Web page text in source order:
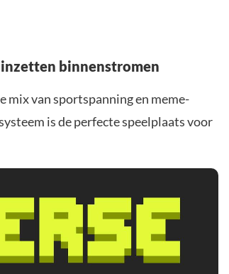
binnenstromen
mix van sportspanning en meme-
is de perfecte speelplaats voor